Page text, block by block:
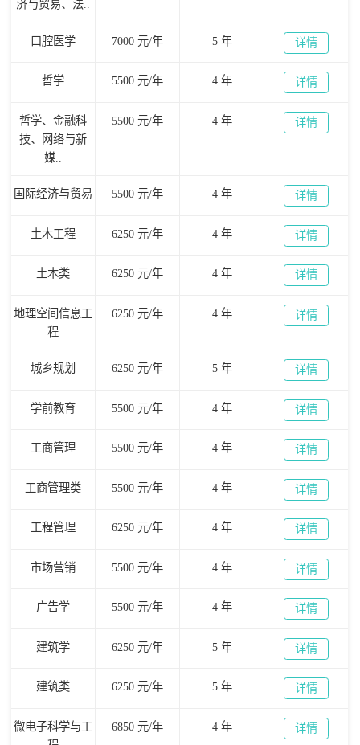
济与贸易、法..
口腔医学 7000 元/年 5 年 详情
哲学 5500 元/年 4 年 详情
哲学、金融科
技、网络与新
媒..
5500 元/年 4 年 详情
国际经济与贸易 5500 元/年 4 年 详情
土木工程 6250 元/年 4 年 详情
土木类 6250 元/年 4 年 详情
地理空间信息工
程
6250 元/年 4 年 详情
城乡规划 6250 元/年 5 年 详情
学前教育 5500 元/年 4 年 详情
工商管理 5500 元/年 4 年 详情
工商管理类 5500 元/年 4 年 详情
工程管理 6250 元/年 4 年 详情
市场营销 5500 元/年 4 年 详情
广告学 5500 元/年 4 年 详情
建筑学 6250 元/年 5 年 详情
建筑类 6250 元/年 5 年 详情
微电子科学与工
6850 元/年 4 年 详情